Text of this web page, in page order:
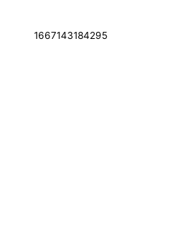
1667143184295